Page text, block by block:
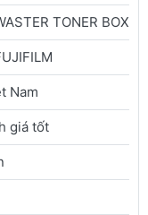
TONER BOX
Nam
giá tốt